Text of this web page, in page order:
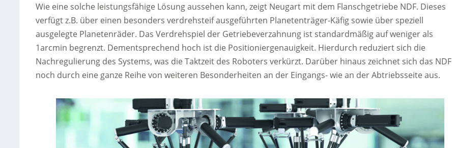
Wie eine solche leistungsfähige Lösung aussehen kann, zeigt Neugart mit dem Flanschgetriebe NDF. Dieses
verfügt z.B. über einen besonders verdrehsteif ausgeführten Planetenträger-Käfig sowie über speziell
ausgelegte Planetenräder. Das Verdrehspiel der Getriebeverzahnung ist standardmäßig auf weniger als
1arcmin begrenzt. Dementsprechend hoch ist die Positioniergenauigkeit. Hierdurch reduziert sich die
Nachregulierung des Systems, was die Taktzeit des Roboters verkürzt. Darüber hinaus zeichnet sich das NDF
noch durch eine ganze Reihe von weiteren Besonderheiten an der Eingangs- wie an der Abtriebsseite aus.